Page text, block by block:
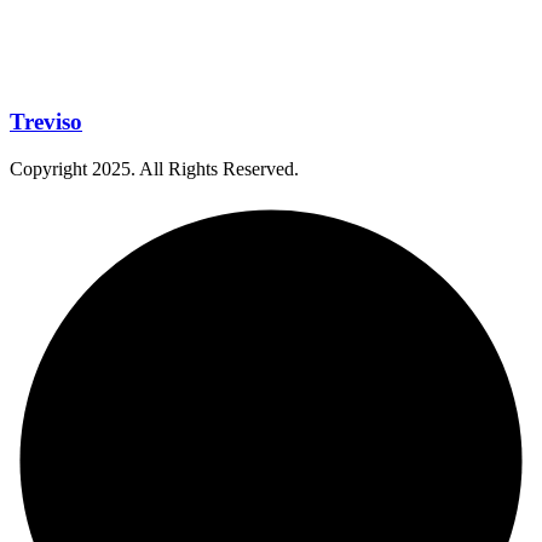
Treviso
Copyright 2025. All Rights Reserved.